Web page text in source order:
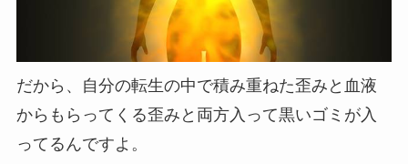
だから、自分の転生の中で積み重ねた歪みと血液
からもらってくる歪みと両方入って黒いゴミが入
ってるんですよ。